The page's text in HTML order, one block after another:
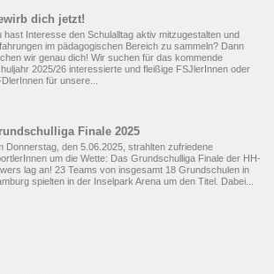
dich jetzt!
hast Interesse den Schulalltag aktiv mitzugestalten und
im pädagogischen Bereich zu sammeln? Dann
wir genau dich! Wir suchen für das kommende
2025/26 interessierte und fleißige FSJlerInnen oder
für unsere...
Finale 2025
Donnerstag, den 5.06.2025, strahlten zufriedene
um die Wette: Das Grundschulliga Finale der HH-
lag an! 23 Teams von insgesamt 18 Grundschulen in
spielten in der Inselpark Arena um den Titel. Dabei...